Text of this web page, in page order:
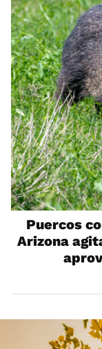
Puercos
Arizona